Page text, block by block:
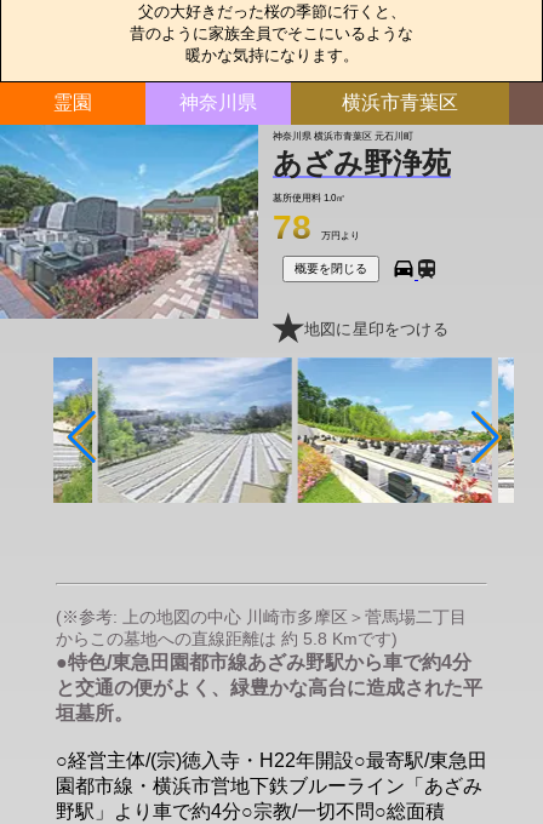
父の大好きだった桜の季節に行くと、
昔のように家族全員でそこにいるような
暖かな気持になります。
霊園 神奈川県 横浜市青葉区
神奈川県 横浜市青葉区 元石川町
あざみ野浄苑
墓所使用料 1.0㎡
78 万円より
概要を閉じる
地図に星印をつける
(※参考: 上の地図の中心 川崎市多摩区＞菅馬場二丁目
からこの墓地への直線距離は 約 5.8 Kmです)
●特色/東急田園都市線あざみ野駅から車で約4分
と交通の便がよく、緑豊かな高台に造成された平
垣墓所。
○経営主体/(宗)徳入寺・H22年開設○最寄駅/東急田
園都市線・横浜市営地下鉄ブルーライン「あざみ
野駅」より車で約4分○宗教/一切不問○総面積